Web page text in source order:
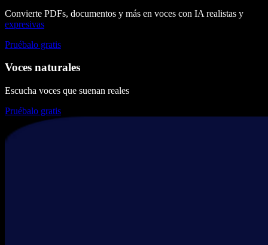
Convierte PDFs, documentos y más en voces con IA realistas y
expresivas
Pruébalo gratis
Voces naturales
Escucha voces que suenan reales
Pruébalo gratis